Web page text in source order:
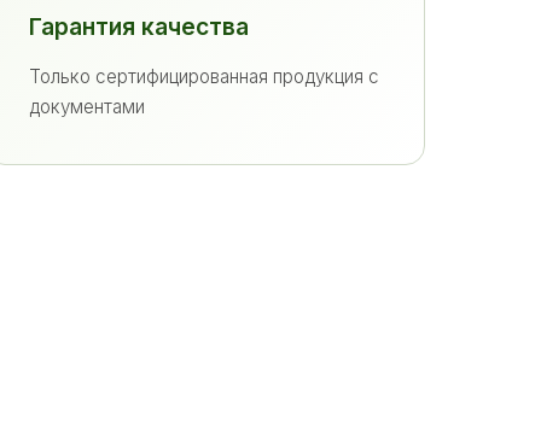
Гарантия качества
Только сертифицированная продукция с
документами